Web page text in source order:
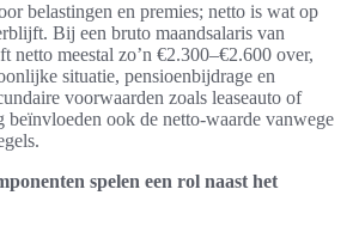
belastingen en premies; netto is wat op
Bij een bruto maandsalaris van
netto meestal zo’n €2.300–€2.600 over,
situatie, pensioenbijdrage en
voorwaarden zoals leaseauto of
beïnvloeden ook de netto-waarde vanwege
spelen een rol naast het